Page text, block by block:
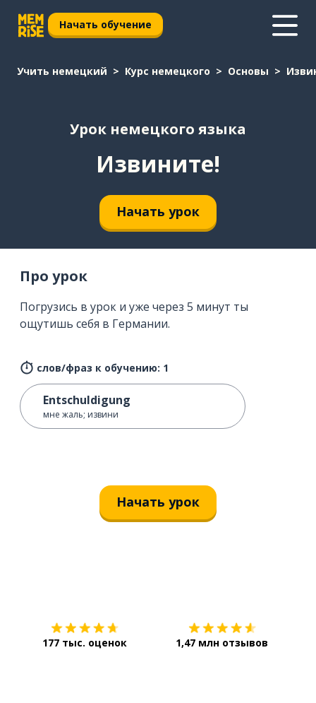
Начать обучение
Учить немецкий Курс немецкого Основы
Урок немецкого языка
Извините!
Начать урок
Про урок
Погрузись в урок и уже через 5 минут ты
ощутишь себя в Германии.
слов/фраз к обучению: 1
Entschuldigung
мне жаль; извини
Начать урок
177 тыс. оценок 1,47 млн отзывов